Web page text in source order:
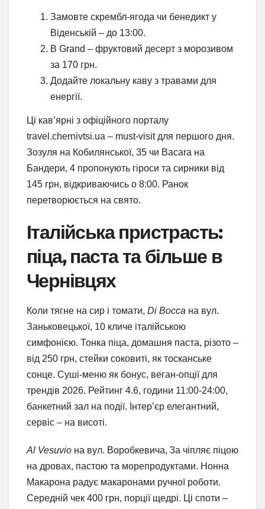
Замовте скрембл-ягода чи бенедикт у
Віденській – до 13:00.
В Grand – фруктовий десерт з морозивом
за 170 грн.
Додайте локальну каву з травами для
енергії.
Ці кав’ярні з офіційного порталу
travel.chernivtsi.ua – must-visit для першого дня.
Зозуля на Кобилянської, 35 чи Bacara на
Бандери, 4 пропонують гіроси та сирники від
145 грн, відкриваючись о 8:00. Ранок
перетворюється на свято.
Італійська пристрасть:
піца, паста та більше в
Чернівцях
Коли тягне на сир і томати, Di Bocca на вул.
Заньковецької, 10 кличе італійською
симфонією. Тонка піца, домашня паста, різото –
від 250 грн, стейки соковиті, як тосканське
сонце. Суші-меню як бонус, веган-опції для
трендів 2026. Рейтинг 4.6, години 11:00-24:00,
банкетний зал на події. Інтер’єр елегантний,
сервіс – на висоті.
Al Vesuvio на вул. Воробкевича, 3а чіпляє піцою
на дровах, пастою та морепродуктами. Нонна
Макарона радує макаронами ручної роботи.
Середній чек 400 грн, порції щедрі. Ці споти –